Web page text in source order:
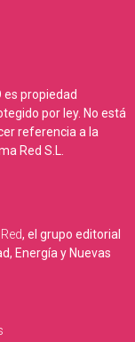
es propiedad
por ley. No está
referencia a la
Red S.L.
, el grupo editorial
Energía y Nuevas